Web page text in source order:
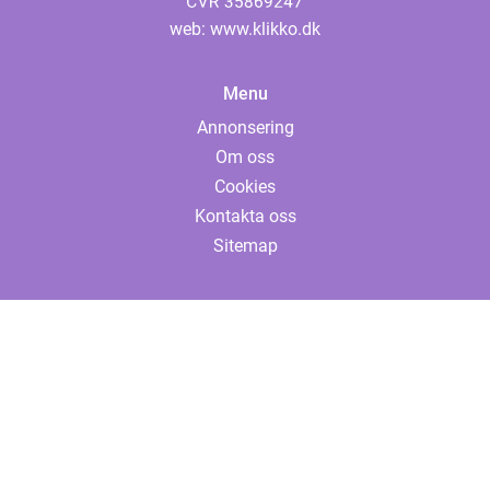
web: www.klikko.dk
Menu
Annonsering
Om oss
Cookies
Kontakta oss
Sitemap